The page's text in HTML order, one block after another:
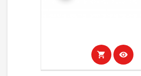
shopping_cart visibility